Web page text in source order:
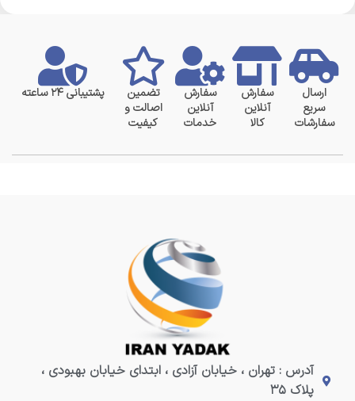
ارسال
سریع
سفارشات
سفارش
آنلاین
کالا
سفارش
آنلاین
خدمات
تضمین
اصالت و
کیفیت
پشتیبانی ۲۴ ساعته
آدرس : تهران ، خیابان آزادی ، ابتدای خیابان بهبودی ،
پلاک ۳۵